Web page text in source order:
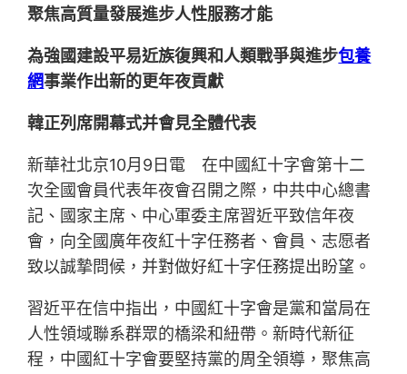
聚焦高質量發展進步人性服務才能
為強國建設平易近族復興和人類戰爭與進步包養
網事業作出新的更年夜貢獻
韓正列席開幕式并會見全體代表
新華社北京10月9日電 在中國紅十字會第十二
次全國會員代表年夜會召開之際，中共中心總書
記、國家主席、中心軍委主席習近平致信年夜
會，向全國廣年夜紅十字任務者、會員、志愿者
致以誠摯問候，并對做好紅十字任務提出盼望。
習近平在信中指出，中國紅十字會是黨和當局在
人性領域聯系群眾的橋梁和紐帶。新時代新征
程，中國紅十字會要堅持黨的周全領導，聚焦高